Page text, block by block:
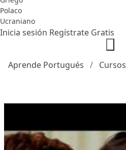
Polaco
Ucraniano
Inicia sesión Regístrate Gratis
Aprende Portugués Cursos